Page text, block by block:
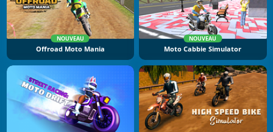
NOUVEAU
Offroad Moto Mania
NOUVEAU
Moto Cabbie Simulator